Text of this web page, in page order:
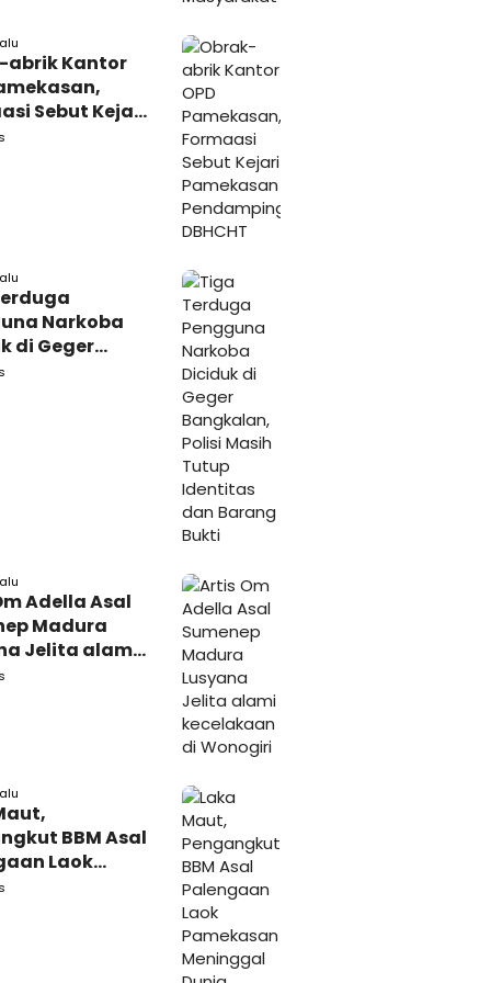
abrik Kantor
Sebut Kejari
Narkoba
di Geger
Polisi
Adella Asal
Madura
Jelita alami
di
BBM Asal
Laok